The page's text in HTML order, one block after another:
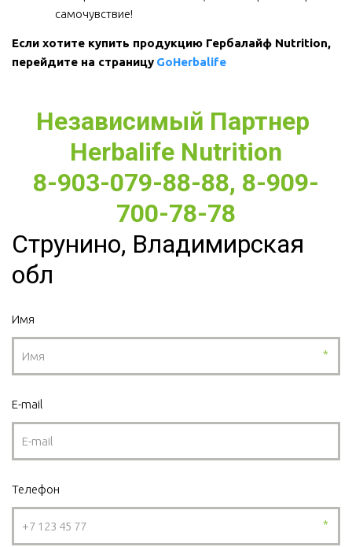
самочувствие!
Если хотите купить продукцию Гербалайф Nutrition,
перейдите на страницу GoHerbalife
Независимый Партнер
Herbalife Nutrition
8-903-079-88-88, 8-909-
700-78-78
Струнино, Владимирская
обл
Имя
*
E-mail
Телефон
*